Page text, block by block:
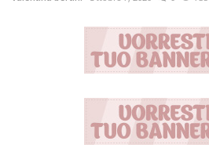
Entra nel Team